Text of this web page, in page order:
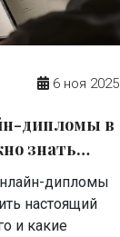
6 ноя 2025
дипломы в
знать
дипломы
настоящий
и какие